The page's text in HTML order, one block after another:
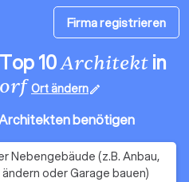
Firma registrieren
10Architektin
Ort ändernedit
benötigen
Nebengebäude (z.B. Anbau,
oder Garage bauen)